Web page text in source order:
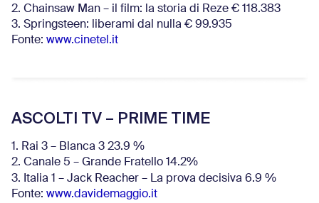
2. Chainsaw Man – il film: la storia di Reze € 118.383
3. Springsteen: liberami dal nulla € 99.935
Fonte: www.cinetel.it
ASCOLTI TV – PRIME TIME
1. Rai 3 – Blanca 3 23.9 %
2. Canale 5 – Grande Fratello 14.2%
3. Italia 1 – Jack Reacher – La prova decisiva 6.9 %
Fonte: www.davidemaggio.it